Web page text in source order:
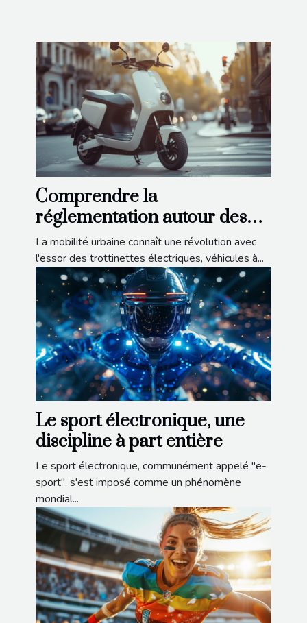
Comprendre la
réglementation autour des
trottinettes électriques
La mobilité urbaine connaît une révolution avec
l'essor des trottinettes électriques, véhicules à...
Le sport électronique, une
discipline à part entière
Le sport électronique, communément appelé "e-
sport", s'est imposé comme un phénomène
mondial...